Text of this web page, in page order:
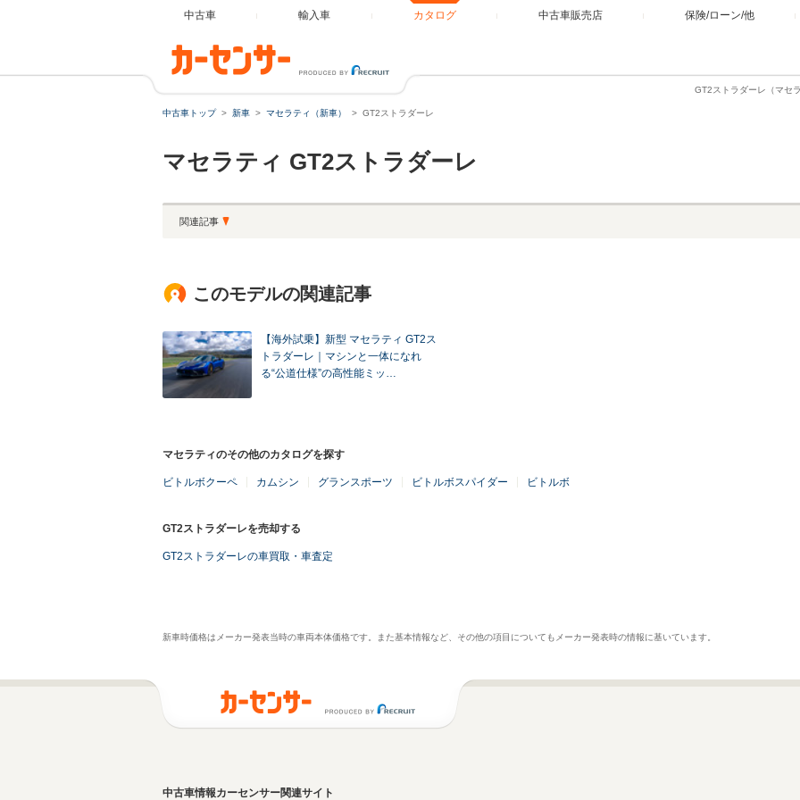
中古車 輸入車 カタログ 中古車販売店 保険/ローン/他
GT2ストラダーレ（マセ
中古車トップ 新車 マセラティ（新車） GT2ストラダーレ
マセラティ GT2ストラダーレ
関連記事
このモデルの関連記事
【海外試乗】新型 マセラティ GT2ス
トラダーレ｜マシンと一体になれ
る“公道仕様”の高性能ミッ…
マセラティのその他のカタログを探す
ビトルボクーペ カムシン グランスポーツ ビトルボスパイダー ビトルボ
GT2ストラダーレを売却する
GT2ストラダーレの車買取・車査定
新車時価格はメーカー発表当時の車両本体価格です。また基本情報など、その他の項目についてもメーカー発表時の情報に基いています。
中古車情報カーセンサー関連サイト